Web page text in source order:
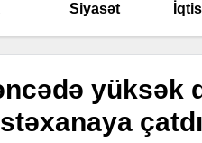
Siyasət
yüksək